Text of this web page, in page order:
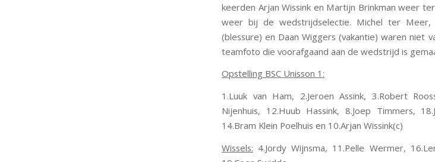
keerden Arjan Wissink en Martijn Brinkman weer
weer bij de wedstrijdselectie. Michel ter Meer,
(blessure) en Daan Wiggers (vakantie) waren niet
teamfoto die voorafgaand aan de wedstrijd is
Opstelling BSC Unisson 1:
1.Luuk van Ham, 2.Jeroen Assink, 3.Robert
Nijenhuis, 12.Huub Hassink, 8.Joep Timmers,
14.Bram Klein Poelhuis en 10.Arjan Wissink(c)
Wissels: 4.Jordy Wijnsma, 11.Pelle Wermer,